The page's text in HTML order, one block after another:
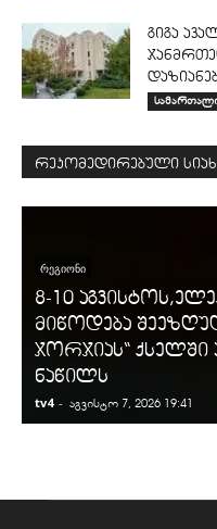
გიგა
რეკომედირებული
ᲠᲔᲒᲘᲝᲜᲘ
8-10
მიწოდება
ჯორჯიას“ ქსელში
ნაწილს
tv4 - აგვისტო 7, 2026 19:41